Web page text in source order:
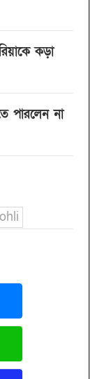
কড়া
পারলেন না